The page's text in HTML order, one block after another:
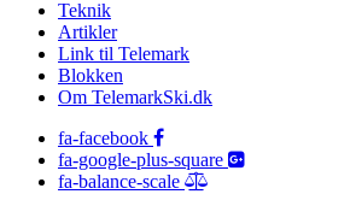
Teknik
Artikler
Link til Telemark
Blokken
Om TelemarkSki.dk
fa-facebook
fa-google-plus-square
fa-balance-scale